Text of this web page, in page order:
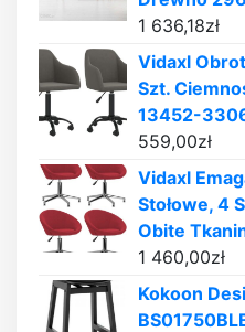
1 636,18zł
Vidaxl
Szt.
13452-
559,00zł
Vidaxl
Stołowe, 4
Obite
1 460,00zł
Kokoon